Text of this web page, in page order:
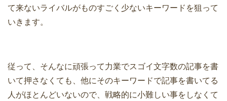
て来ないライバルがものすごく少ないキーワードを狙って
いきます。
従って、そんなに頑張って力業でスゴイ文字数の記事を書
いて押さなくても、他にそのキーワードで記事を書いてる
人がほとんどいないので、戦略的に小難しい事をしなくて